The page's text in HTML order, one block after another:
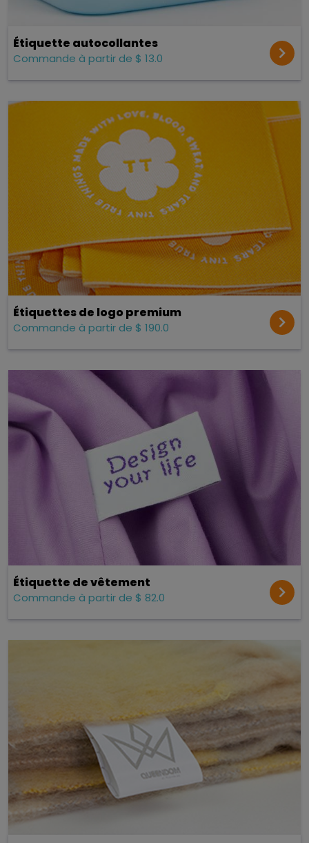
Étiquette autocollantes
Commande à partir de $ 13.0
Étiquettes de logo premium
Commande à partir de $ 190.0
Étiquette de vêtement
Commande à partir de $ 82.0